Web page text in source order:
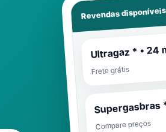
Revendas
Ultragaz * • 24
Frete grátis
Supergasbras
Compare preços